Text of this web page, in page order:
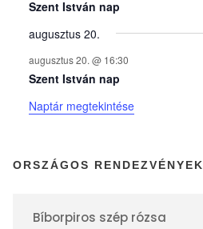
y
e
k
n
a
Szent István nap
augusztus 20.
augusztus 20. @ 16:30
Szent István nap
Naptár megtekintése
ORSZÁGOS RENDEZVÉNYEK
Bíborpiros szép rózsa